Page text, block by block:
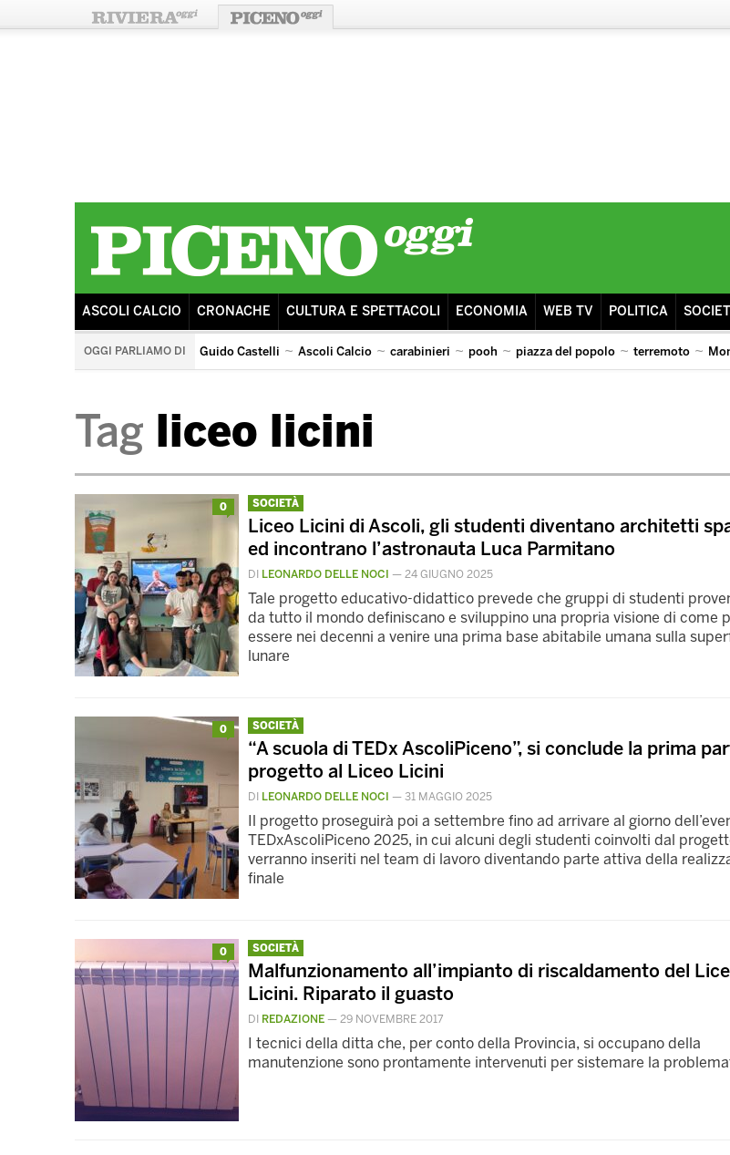
ASCOLI CALCIO CRONACHE CULTURA E SPETTACOLI ECONOMIA WEB TV POLITICA
OGGI PARLIAMO DI Guido Castelli Ascoli Calcio carabinieri pooh piazza del popolo terremoto
Tag liceo licini
0 SOCIETÀ
Liceo Licini di Ascoli, gli studenti diventano architetti
ed incontrano l’astronauta Luca Parmitano
DI LEONARDO DELLE NOCI — 24 GIUGNO 2025
Tale progetto educativo-didattico prevede che gruppi di studenti
da tutto il mondo definiscano e sviluppino una propria visione di come
essere nei decenni a venire una prima base abitabile umana sulla
lunare
0 SOCIETÀ
“A scuola di TEDx AscoliPiceno”, si conclude la prima
progetto al Liceo Licini
DI LEONARDO DELLE NOCI — 31 MAGGIO 2025
Il progetto proseguirà poi a settembre fino ad arrivare al giorno
TEDxAscoliPiceno 2025, in cui alcuni degli studenti coinvolti dal
verranno inseriti nel team di lavoro diventando parte attiva della
finale
0 SOCIETÀ
Malfunzionamento all’impianto di riscaldamento del
Licini. Riparato il guasto
DI REDAZIONE — 29 NOVEMBRE 2017
I tecnici della ditta che, per conto della Provincia, si occupano della
manutenzione sono prontamente intervenuti per sistemare la